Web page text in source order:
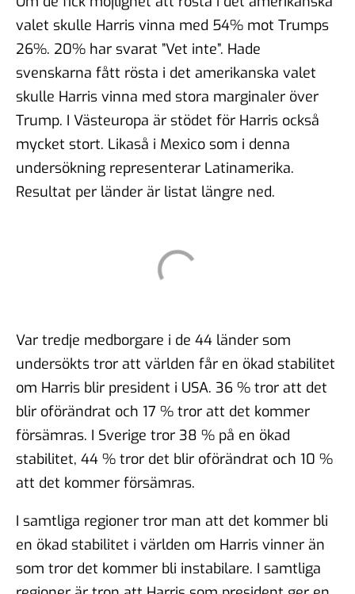
valet skulle Harris vinna med 54% mot Trumps
26%. 20% har svarat ”Vet inte”. Hade
svenskarna fått rösta i det amerikanska valet
skulle Harris vinna med stora marginaler över
Trump. I Västeuropa är stödet för Harris också
mycket stort. Likaså i Mexico som i denna
undersökning representerar Latinamerika.
Resultat per länder är listat längre ned.
Var tredje medborgare i de 44 länder som
undersökts tror att världen får en ökad stabilitet
om Harris blir president i USA. 36 % tror att det
blir oförändrat och 17 % tror att det kommer
försämras. I Sverige tror 38 % på en ökad
stabilitet, 44 % tror det blir oförändrat och 10 %
att det kommer försämras.
I samtliga regioner tror man att det kommer bli
en ökad stabilitet i världen om Harris vinner än
som tror det kommer bli instabilare. I samtliga